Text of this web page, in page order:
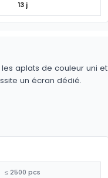
13 j
aplats de couleur uni et
un écran dédié.
≤ 2500 pcs